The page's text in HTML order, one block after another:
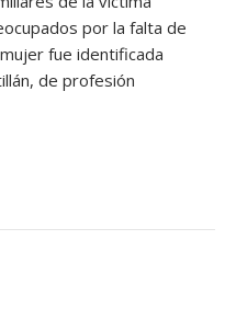
por la falta de
fue identificada
de profesión